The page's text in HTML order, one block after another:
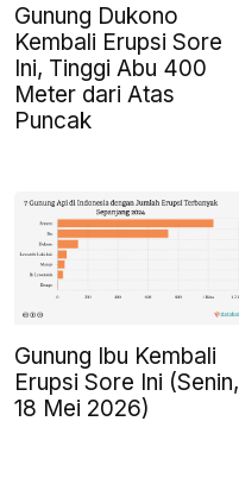
Gunung Dukono
Kembali Erupsi Sore
Ini, Tinggi Abu 400
Meter dari Atas
Puncak
Gunung Ibu Kembali
Erupsi Sore Ini (Senin,
18 Mei 2026)